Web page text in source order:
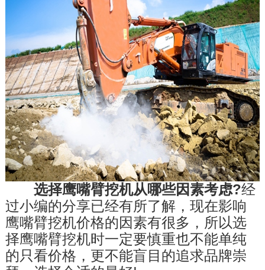
选择鹰嘴臂挖机从哪些因素考虑?经
过小编的分享已经有所了解，现在影响
鹰嘴臂挖机价格的因素有很多，所以选
择鹰嘴臂挖机时一定要慎重也不能单纯
的只看价格，更不能盲目的追求品牌崇